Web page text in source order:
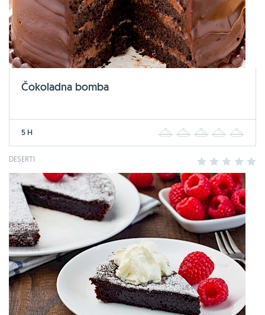
Čokoladna bomba
5 H 2 3 4
DESERTI 2 3 4